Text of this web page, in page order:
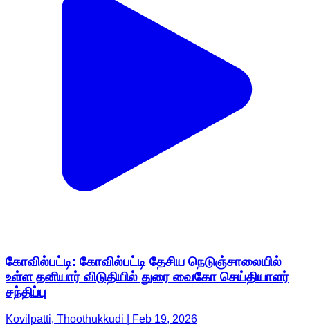
கோவில்பட்டி: கோவில்பட்டி தேசிய நெடுஞ்சாலையில்
உள்ள தனியார் விடுதியில் துரை வைகோ செய்தியாளர்
சந்திப்பு
Kovilpatti, Thoothukkudi | Feb 19, 2026